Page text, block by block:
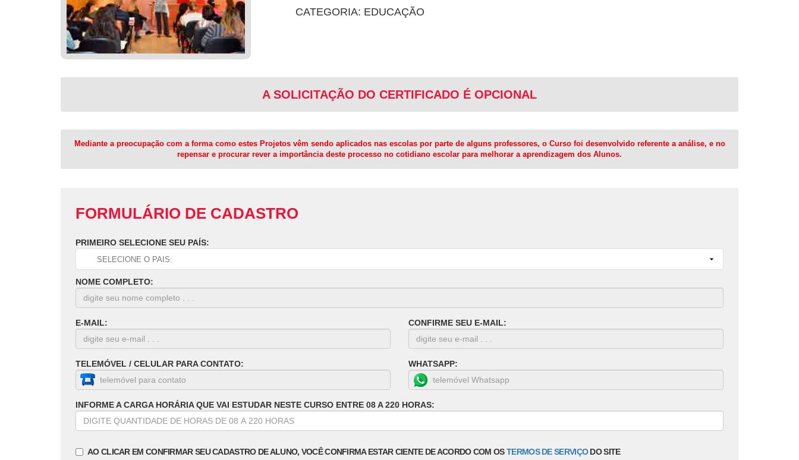
CATEGORIA: EDUCAÇÃO
A SOLICITAÇÃO DO CERTIFICADO É OPCIONAL
Mediante a preocupação com a forma como estes Projetos vêm sendo aplicados nas escolas por parte de alguns professores, o Curso foi desenvolvido referente a análise, e no
repensar e procurar rever a importância deste processo no cotidiano escolar para melhorar a aprendizagem dos Alunos.
FORMULÁRIO DE CADASTRO
PRIMEIRO SELECIONE SEU PAÍS:
NOME COMPLETO:
E-MAIL: CONFIRME SEU E-MAIL:
TELEMÓVEL / CELULAR PARA CONTATO: WHATSAPP:
INFORME A CARGA HORÁRIA QUE VAI ESTUDAR NESTE CURSO ENTRE 08 A 220 HORAS:
AO CLICAR EM CONFIRMAR SEU CADASTRO DE ALUNO, VOCÊ CONFIRMA ESTAR CIENTE DE ACORDO COM OSTERMOS DE SERVIÇODO SITE